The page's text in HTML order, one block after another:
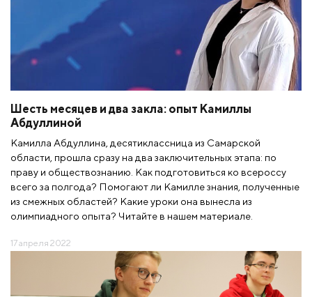
Шесть месяцев и два закла: опыт Камиллы
Абдуллиной
Камилла Абдуллина, десятиклассница из Самарской
области, прошла сразу на два заключительных этапа: по
праву и обществознанию. Как подготовиться ко всероссу
всего за полгода? Помогают ли Камилле знания, полученные
из смежных областей? Какие уроки она вынесла из
олимпиадного опыта? Читайте в нашем материале.
17 апреля 2022